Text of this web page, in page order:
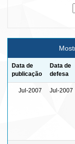
Data de
publicação
Data de
defesa
Jul-2007 Jul-2007